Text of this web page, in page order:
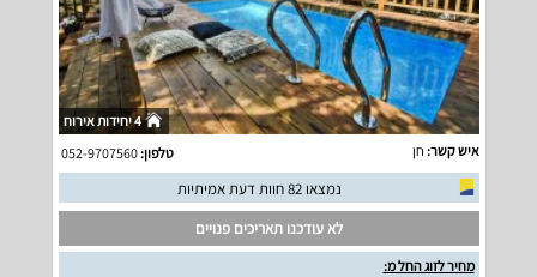
4 יחידות אירוח
איש קשר: חן טלפון:052-9707560
נמצאו 82 חוות דעת אמיתיות
לא עודכנו תאריכים פנויים
מחיר לזוג החל מ: